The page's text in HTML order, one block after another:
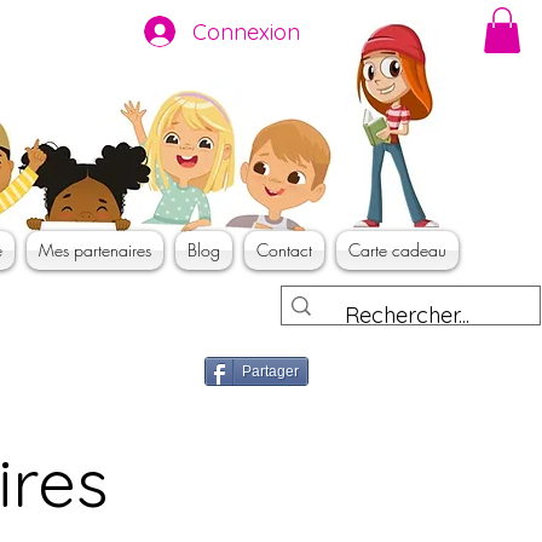
Connexion
Mes partenaires Blog Contact Carte cadeau
Partager